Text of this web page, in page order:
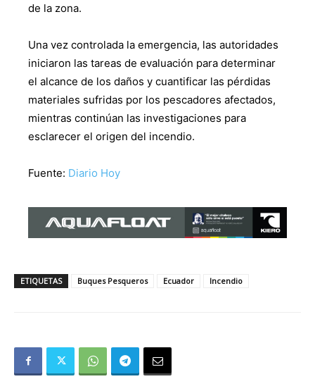
de la zona.
Una vez controlada la emergencia, las autoridades
iniciaron las tareas de evaluación para determinar
el alcance de los daños y cuantificar las pérdidas
materiales sufridas por los pescadores afectados,
mientras continúan las investigaciones para
esclarecer el origen del incendio.
Fuente: Diario Hoy
ETIQUETAS Buques Pesqueros Ecuador Incendio